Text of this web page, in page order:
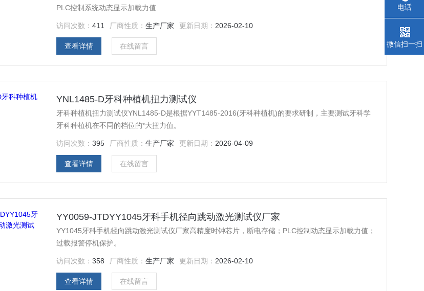
PLC控制系统动态显示加载力值
访问次数：411 厂商性质：生产厂家 更新日期： 2026-02-10
查看详情 在线留言
YNL1485-D牙科种植机扭力测试仪
牙科种植机扭力测试仪YNL1485-D是根据YYT1485-2016(牙科种植机)的要求研制，主要测试牙科学
牙科种植机在不同的档位的*大扭力值。
访问次数：395 厂商性质：生产厂家 更新日期： 2026-04-09
查看详情 在线留言
YY0059-JTDYY1045牙科手机径向跳动激光测试仪厂家
YY1045牙科手机径向跳动激光测试仪厂家高精度时钟芯片，断电存储；PLC控制动态显示加载力值；
过载报警停机保护。
访问次数：358 厂商性质：生产厂家 更新日期： 2026-02-10
查看详情 在线留言
电话
微信扫一扫